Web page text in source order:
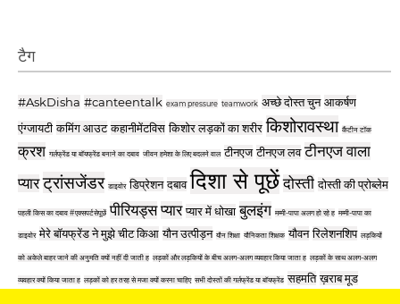
टैग
#AskDisha #canteentalk exam pressure teamwork अच्छे दोस्त चुन आकर्षण
एंग्जायटी कमिंग आउट कहानीमेंटविस किशोर लड़कों का शरीर किशोरावस्था कैंटीन टॉक
क्रश गर्लफ्रेंड या बॉयफ्रेंड बनाने का दबाव जीवन हमेशा के लिए बदलने वाल टीनएज टीनएज लव टीनएज वाला
प्यार ट्रांसजेंडर डाइवोर डिप्रेशन दबाव दिशा से पूछें दोस्ती दोस्ती की प्रोब्लेम
पहली किस का दबाव #एक्सपर्टसेपूछें पीरियड्स प्यार प्यार में धोखा बुलइंग मम्मी-पापा अलग हो रहे ह मम्मी-पापा का
डाइवोर मेरे बॉयफ्रेंड ने मुझे चीट किआ यौन उत्पीड़न यौन शिक्षा यौनिकता शिक्षक यौवन रिलेशनशिप लड़कियों
को अकेले बाहर जाने की अनुमति क्यों नहीं दी जाती ह लड़कों और लड़कियों के बीच अलग-अलग व्यवहार किया जाता ह लड़कों के साथ अलग-अलग
व्यवहार क्यों किया जाता ह लड़कों को हर तरह से मजा क्यों करना चाहिए सभी दोस्तों की गर्लफ्रेंड या बॉयफ्रेंड सहमति ख़राब मूड